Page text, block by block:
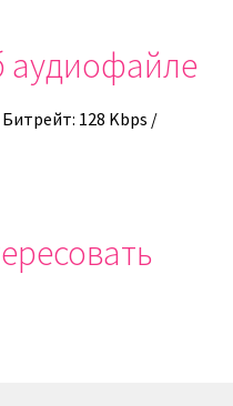
128 Kbps /